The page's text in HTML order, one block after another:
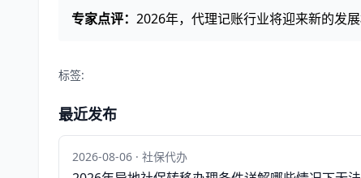
专家点评： 2026年，代理记账行业将迎来新的发
标签:
最近发布
2026-08-06 · 社保代办